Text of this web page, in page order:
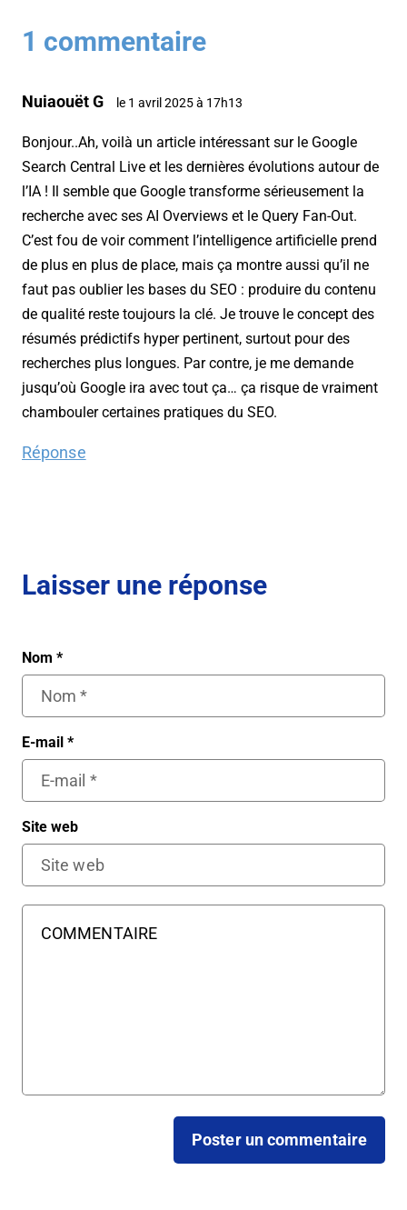
1 commentaire
Nuiaouët G le 1 avril 2025 à 17h13
Bonjour..Ah, voilà un article intéressant sur le Google
Search Central Live et les dernières évolutions autour de
l’IA ! Il semble que Google transforme sérieusement la
recherche avec ses AI Overviews et le Query Fan-Out.
C’est fou de voir comment l’intelligence artificielle prend
de plus en plus de place, mais ça montre aussi qu’il ne
faut pas oublier les bases du SEO : produire du contenu
de qualité reste toujours la clé. Je trouve le concept des
résumés prédictifs hyper pertinent, surtout pour des
recherches plus longues. Par contre, je me demande
jusqu’où Google ira avec tout ça… ça risque de vraiment
chambouler certaines pratiques du SEO.
Réponse
Laisser une réponse
Nom *
E-mail *
Site web